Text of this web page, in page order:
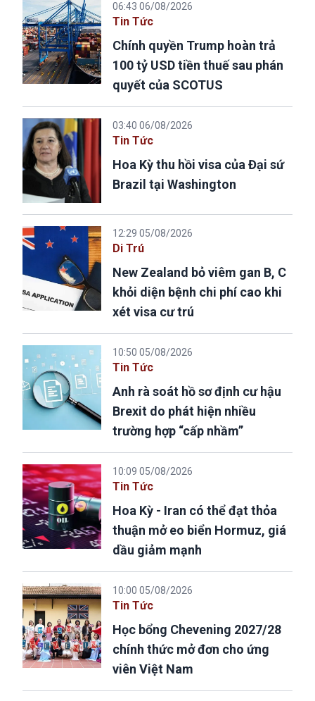
06:43 06/08/2026
Tin Tức
Chính quyền Trump hoàn trả
100 tỷ USD tiền thuế sau phán
quyết của SCOTUS
03:40 06/08/2026
Tin Tức
Hoa Kỳ thu hồi visa của Đại sứ
Brazil tại Washington
12:29 05/08/2026
Di Trú
New Zealand bỏ viêm gan B, C
khỏi diện bệnh chi phí cao khi
xét visa cư trú
10:50 05/08/2026
Tin Tức
Anh rà soát hồ sơ định cư hậu
Brexit do phát hiện nhiều
trường hợp “cấp nhầm”
10:09 05/08/2026
Tin Tức
Hoa Kỳ - Iran có thể đạt thỏa
thuận mở eo biển Hormuz, giá
dầu giảm mạnh
10:00 05/08/2026
Tin Tức
Học bổng Chevening 2027/28
chính thức mở đơn cho ứng
viên Việt Nam